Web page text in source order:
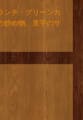
ンチ・グリーンカ
炒め物、里芋のサ